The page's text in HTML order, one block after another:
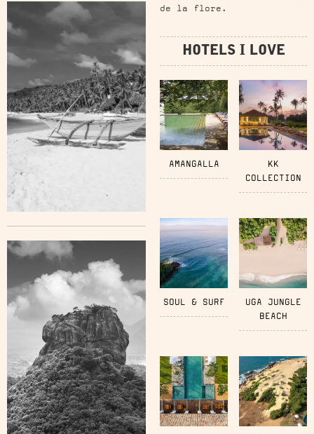
de la flore.
HOTELS I LOVE
AMANGALLA
KK
COLLECTION
SOUL & SURF
UGA JUNGLE
BEACH